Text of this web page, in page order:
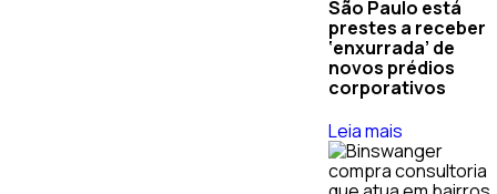
São Paulo está
prestes a receber
‘enxurrada’ de
novos prédios
corporativos
Leia mais